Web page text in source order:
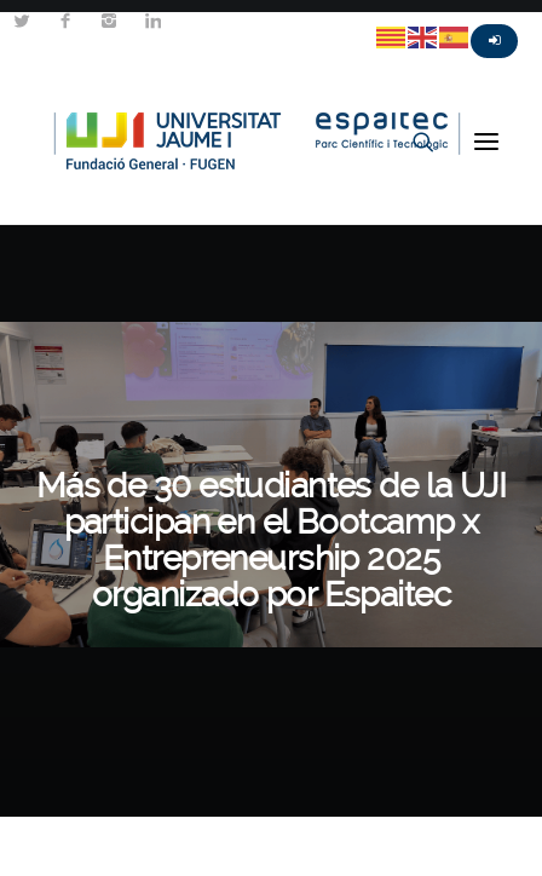
Más de 30 estudiantes de la UJI
participan en el Bootcamp x
Entrepreneurship 2025
organizado por Espaitec